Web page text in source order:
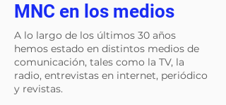
MNC en los medios
A lo largo de los últimos 30 años
hemos estado en distintos medios de
comunicación, tales como la TV, la
radio, entrevistas en internet, periódico
y revistas.